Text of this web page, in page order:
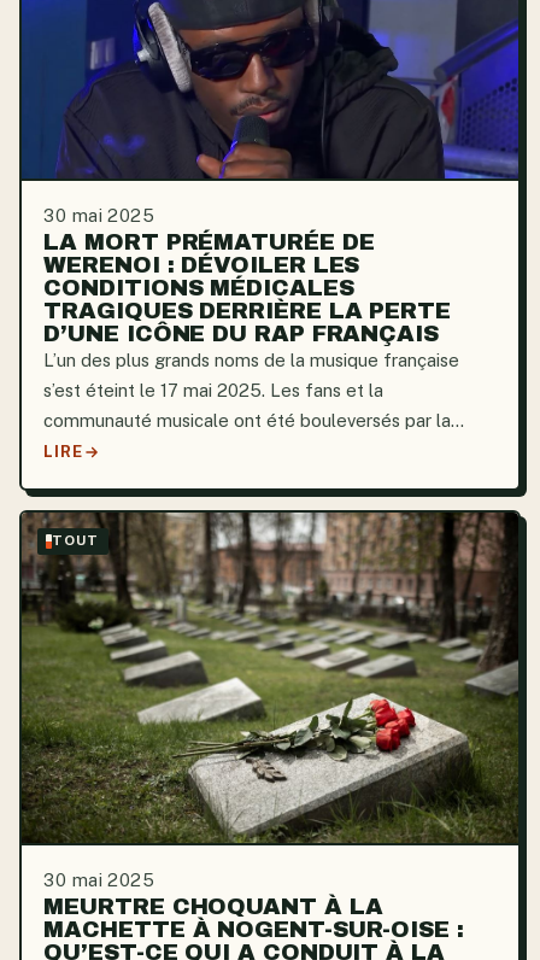
30 mai 2025
LA MORT PRÉMATURÉE DE
WERENOI : DÉVOILER LES
CONDITIONS MÉDICALES
TRAGIQUES DERRIÈRE LA PERTE
D’UNE ICÔNE DU RAP FRANÇAIS
L’un des plus grands noms de la musique française
s’est éteint le 17 mai 2025. Les fans et la
communauté musicale ont été bouleversés par la
disparition de Werenoi, icône montante du rap, à l’âge
silence,...
LIRE
TOUT
30 mai 2025
MEURTRE CHOQUANT À LA
MACHETTE À NOGENT-SUR-OISE :
QU’EST-CE QUI A CONDUIT À LA